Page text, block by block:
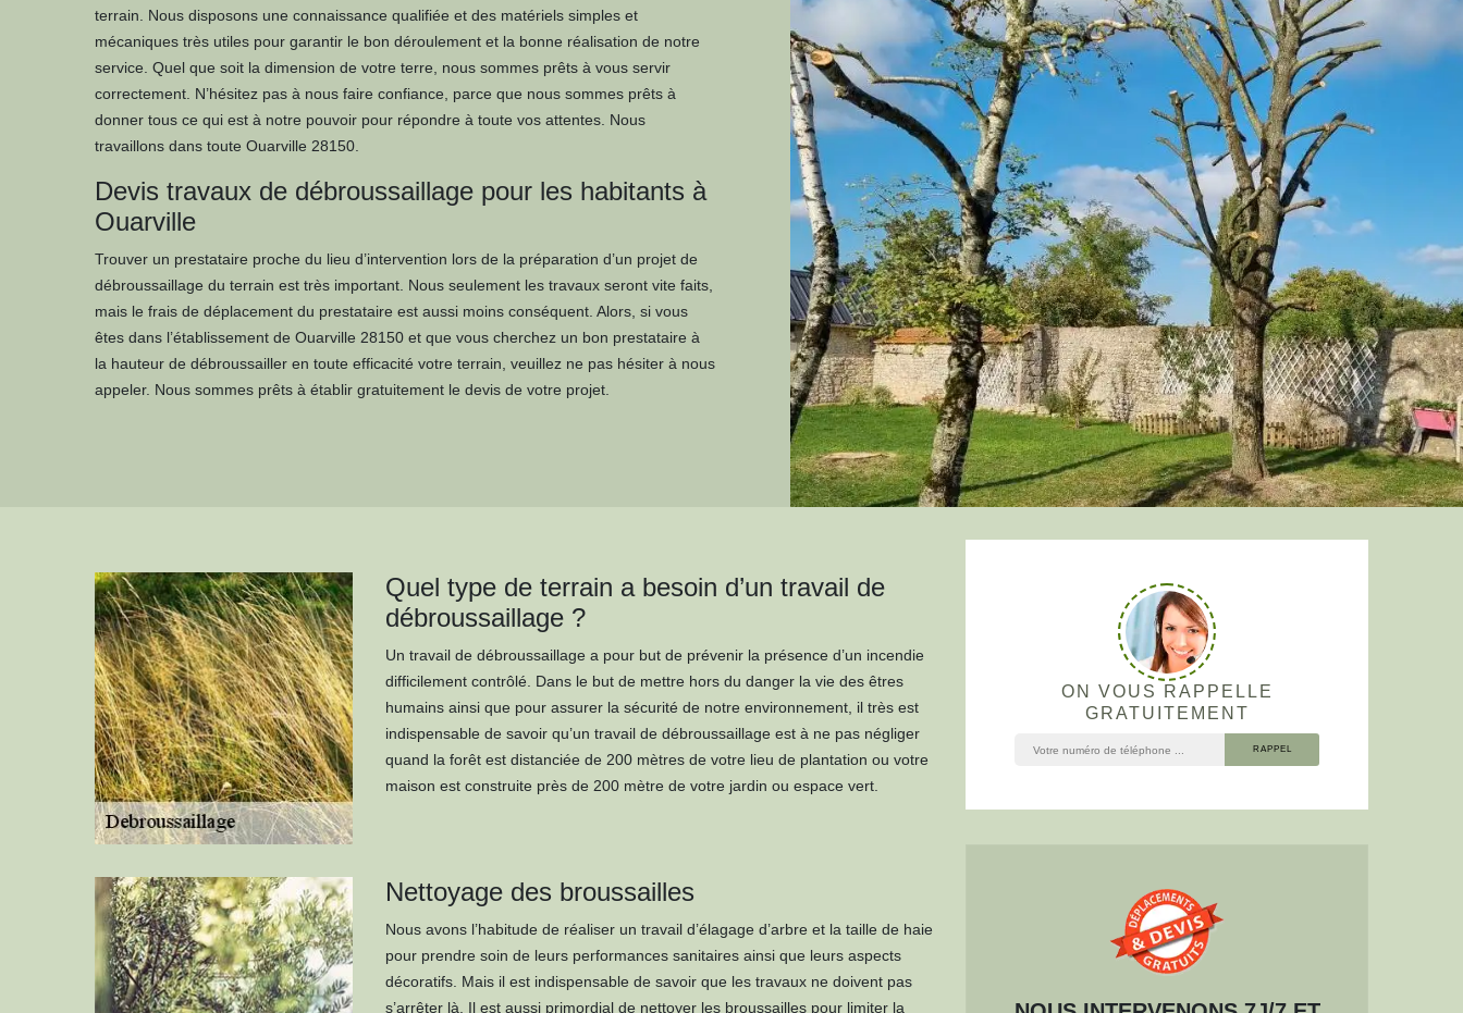
terrain. Nous disposons une connaissance qualifiée et des matériels simples et
mécaniques très utiles pour garantir le bon déroulement et la bonne réalisation de notre
service. Quel que soit la dimension de votre terre, nous sommes prêts à vous servir
correctement. N’hésitez pas à nous faire confiance, parce que nous sommes prêts à
donner tous ce qui est à notre pouvoir pour répondre à toute vos attentes. Nous
travaillons dans toute Ouarville 28150.
Devis travaux de débroussaillage pour les habitants à
Ouarville
Trouver un prestataire proche du lieu d’intervention lors de la préparation d’un projet de
débroussaillage du terrain est très important. Nous seulement les travaux seront vite faits,
mais le frais de déplacement du prestataire est aussi moins conséquent. Alors, si vous
êtes dans l’établissement de Ouarville 28150 et que vous cherchez un bon prestataire à
la hauteur de débroussailler en toute efficacité votre terrain, veuillez ne pas hésiter à nous
appeler. Nous sommes prêts à établir gratuitement le devis de votre projet.
Quel type de terrain a besoin d’un travail de
débroussaillage ?
Un travail de débroussaillage a pour but de prévenir la présence d’un incendie
difficilement contrôlé. Dans le but de mettre hors du danger la vie des êtres
humains ainsi que pour assurer la sécurité de notre environnement, il très est
indispensable de savoir qu’un travail de débroussaillage est à ne pas négliger
quand la forêt est distanciée de 200 mètres de votre lieu de plantation ou votre
maison est construite près de 200 mètre de votre jardin ou espace vert.
Nettoyage des broussailles
Nous avons l’habitude de réaliser un travail d’élagage d’arbre et la taille de haie
pour prendre soin de leurs performances sanitaires ainsi que leurs aspects
décoratifs. Mais il est indispensable de savoir que les travaux ne doivent pas
s’arrêter là. Il est aussi primordial de nettoyer les broussailles pour limiter la
ON VOUS RAPPELLE
GRATUITEMENT